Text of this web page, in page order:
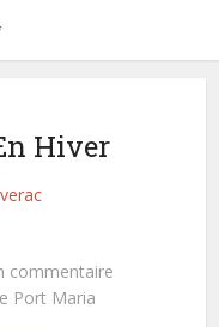
Hiver
commentaire
Port Maria